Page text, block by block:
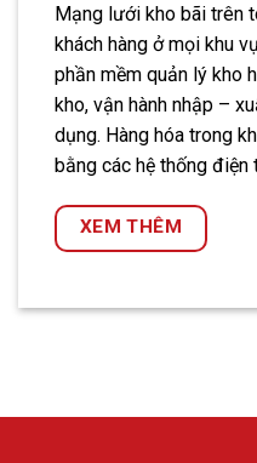
Mạng lưới kho bãi trên
khách hàng ở mọi khu
phần mềm quản lý kho
kho, vận hành nhập –
dụng. Hàng hóa trong
bằng các hệ thống điện
XEM THÊM